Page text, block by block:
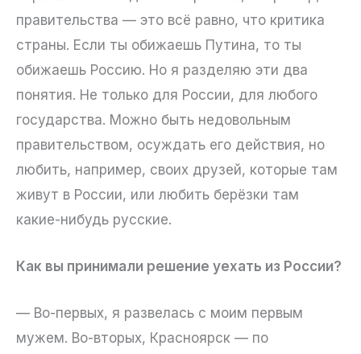
правительства — это всё равно, что критика
страны. Если ты обижаешь Путина, то ты
обижаешь Россию. Но я разделяю эти два
понятия. Не только для России, для любого
государства. Можно быть недовольным
правительством, осуждать его действия, но
любить, например, своих друзей, которые там
живут в России, или любить берёзки там
какие-нибудь русские.
Как вы принимали решение уехать из России?
— Во-первых, я развелась с моим первым
мужем. Во-вторых, Красноярск — по